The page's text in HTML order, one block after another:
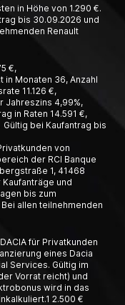
in Höhe von 1.290 €.
bis 30.09.2026 und
Renault
€,
in Monaten 36, Anzahl
11.126 €,
Jahreszins 4,99%,
in Raten 14.591 €,
bei Kaufantrag bis
von
der RCI Banque
1, 41468
und
bis zum
allen teilnehmenden
für Privatkunden
eines Dacia
Services. Gültig im
Vorrat reicht) und
wird in das
2.500 €